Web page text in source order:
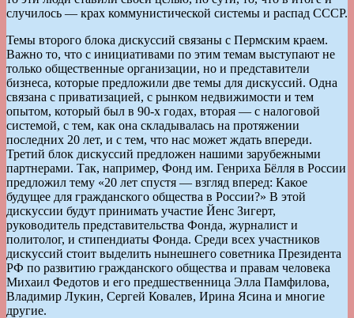
случилось — крах коммунистической системы и распад СССР.
Темы второго блока дискуссий связаны с Пермским краем.
Важно то, что с инициативами по этим темам выступают не
только общественные организации, но и представители
бизнеса, которые предложили две темы для дискуссий. Одна
связана с приватизацией, с рынком недвижимости и тем
опытом, который был в 90-х годах, вторая — с налоговой
системой, с тем, как она складывалась на протяжении
последних 20 лет, и с тем, что нас может ждать впереди.
Третий блок дискуссий предложен нашими зарубежными
партнерами. Так, например, Фонд им. Генриха Бёлля в России
предложил тему «20 лет спустя — взгляд вперед: Какое
будущее для гражданского общества в России?» В этой
дискуссии будут принимать участие Йенс Зигерт,
руководитель представительства Фонда, журналист и
политолог, и стипендиаты Фонда. Среди всех участников
дискуссий стоит выделить нынешнего советника Президента
РФ по развитию гражданского общества и правам человека
Михаил Федотов и его предшественница Элла Памфилова,
Владимир Лукин, Сергей Ковалев, Ирина Ясина и многие
другие.